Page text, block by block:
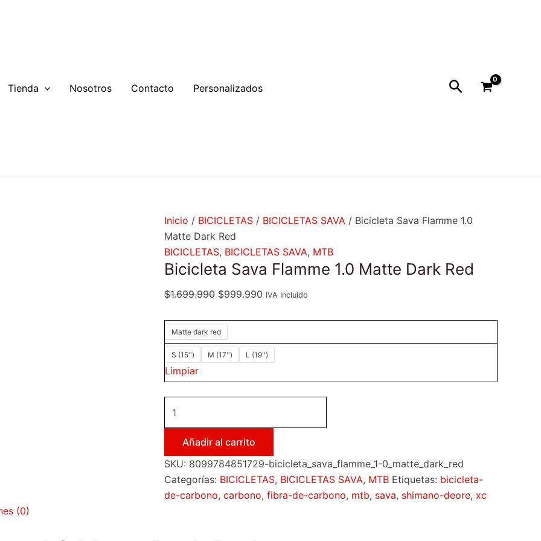
Tienda Nosotros Contacto Personalizados Buscar
Inicio / BICICLETAS / BICICLETAS SAVA / Bicicleta Sava Flamme 1.0
Matte Dark Red
BICICLETAS, BICICLETAS SAVA, MTB
Bicicleta Sava Flamme 1.0 Matte Dark Red
$1.699.990 $999.990 IVA Incluido
Matte dark red
S (15'') M (17'') L (19'')
Limpiar
Dark
Añadir al carrito
SKU: 8099784851729-bicicleta_sava_flamme_1-0_matte_dark_red
Categorías: BICICLETAS, BICICLETAS SAVA, MTB Etiquetas: bicicleta-
de-carbono, carbono, fibra-de-carbono, mtb, sava, shimano-deore, xc
(0)